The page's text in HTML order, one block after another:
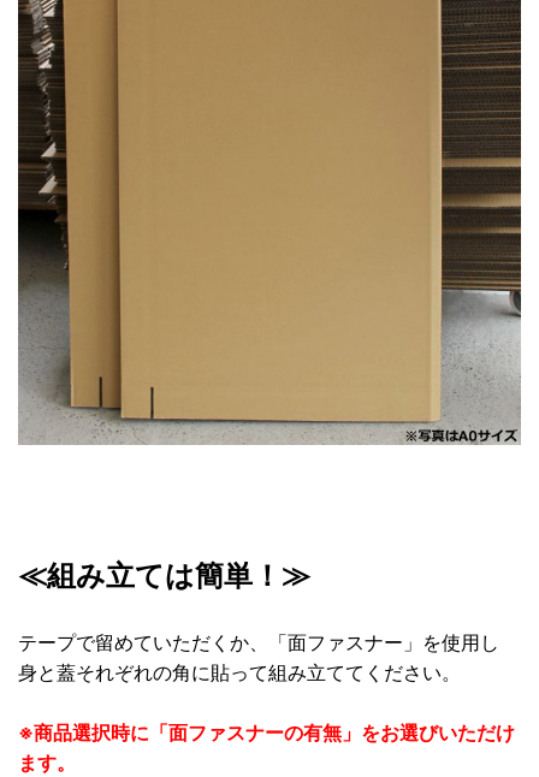
≪組み立ては簡単！≫
テープで留めていただくか、「面ファスナー」を使用し
身と蓋それぞれの角に貼って組み立ててください。
※商品選択時に「面ファスナーの有無」をお選びいただけ
ます。